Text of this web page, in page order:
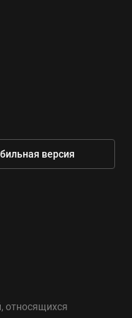
версия
относящихся